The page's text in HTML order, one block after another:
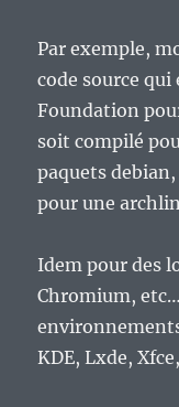
Par exemple,
code source
Foundation
soit compilé
paquets
pour une
Idem pour des
Chromium,
KDE, Lxde,